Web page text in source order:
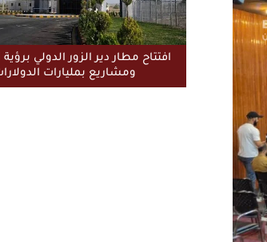
افتتاح مطار دير الزور الدولي
ومشاريع بمليارات